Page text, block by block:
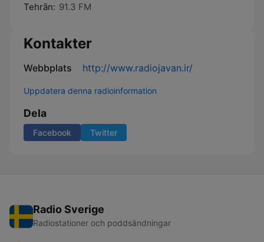
Tehrān: 91.3 FM
Kontakter
Webbplats http://www.radiojavan.ir/
Uppdatera denna radioinformation
Dela
Facebook Twitter
Radio Sverige
Radiostationer och poddsändningar